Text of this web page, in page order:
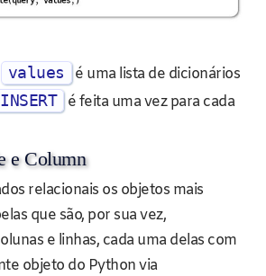
values
é uma lista de dicionários
INSERT
é feita uma vez para cada
e Column
relacionais os objetos mais
que são, por sua vez,
e linhas, cada uma delas com
objeto do Python via